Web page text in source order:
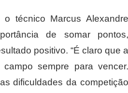
técnico Marcus Alexandre
de somar pontos,
positivo. “É claro que a
sempre para vencer.
dificuldades da competição